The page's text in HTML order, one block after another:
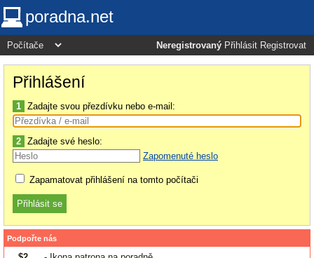
poradna.net
Neregistrovaný Přihlásit Registrovat
Přihlášení
1 Zadajte svou přezdívku nebo e-mail:
2 Zadajte své heslo:
Zapomenuté heslo
Zapamatovat přihlášení na tomto počítači
Podpořte nás